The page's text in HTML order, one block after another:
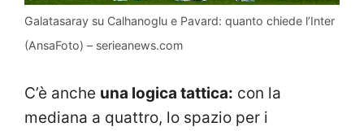
Galatasaray su Calhanoglu e Pavard: quanto chiede l’Inter
(AnsaFoto) – serieanews.com
C’è anche una logica tattica: con la
mediana a quattro, lo spazio per i